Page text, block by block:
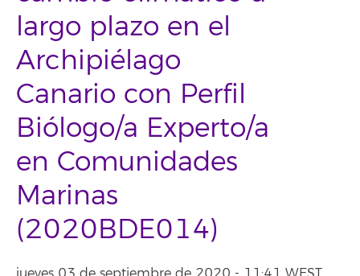
largo plazo en el
Archipiélago
Canario con Perfil
Biólogo/a Experto/a
en Comunidades
Marinas
(2020BDE014)